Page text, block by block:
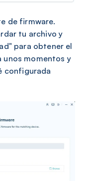
de firmware.
tu archivo y
para obtener el
unos momentos y
configurada